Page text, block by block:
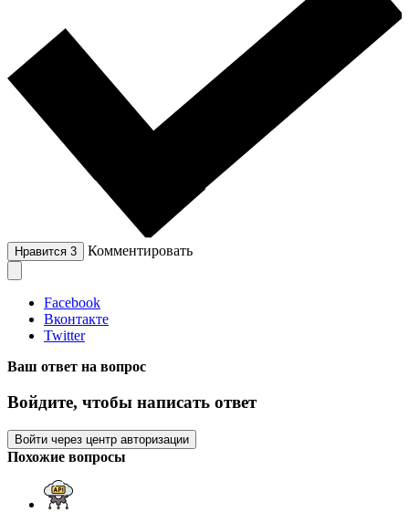
Нравится 3 Комментировать
Facebook
Вконтакте
Twitter
Ваш ответ на вопрос
Войдите, чтобы написать ответ
Войти через центр авторизации
Похожие вопросы